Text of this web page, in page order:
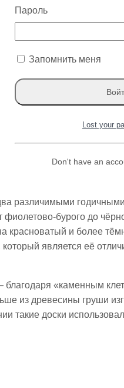
также в качестве
Твёрдая,
составляет
с наличием
древесины.
ниже, чем аналогичный
различимыми
бурого до
красноватый и более
является её
«каменным
из древесины груши
такие доски
Пароль
Запомнить меня
Lost your
Don't have an